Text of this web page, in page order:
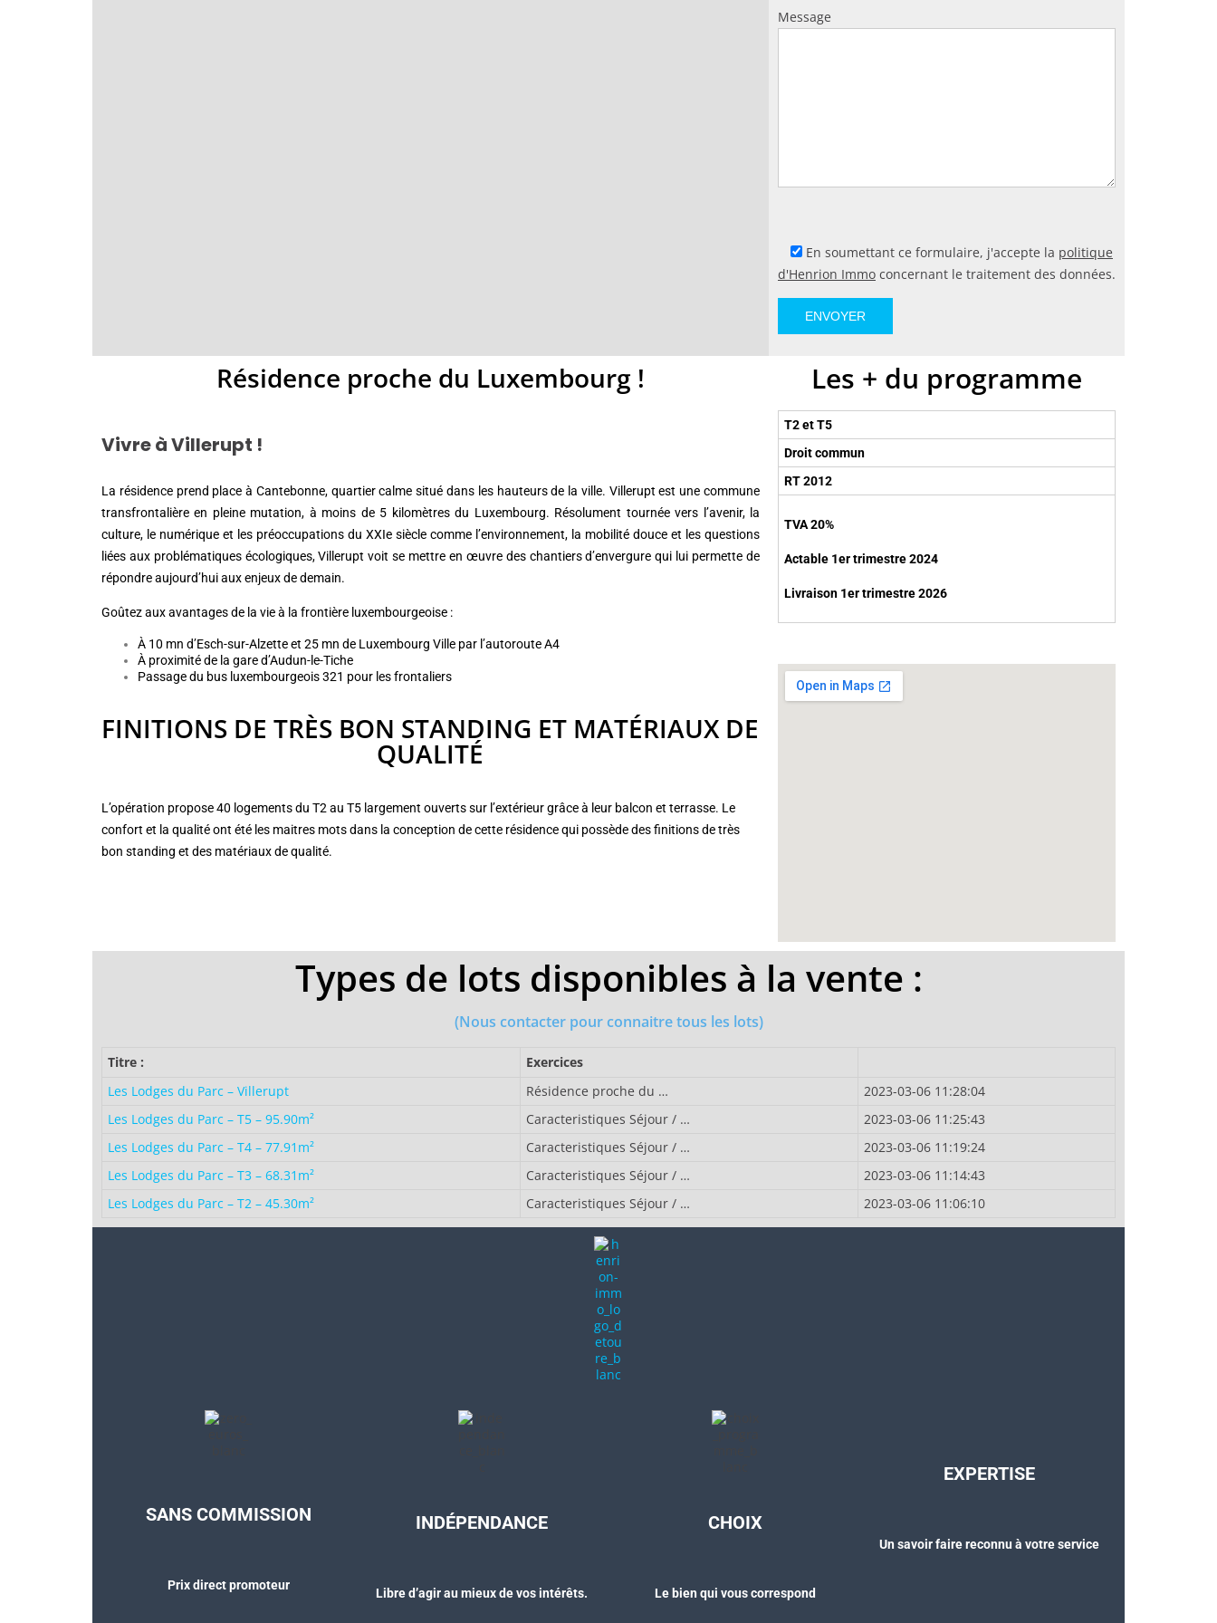
Message
En soumettant ce formulaire, j'accepte la politique
d'Henrion Immoconcernant le traitement des données.
Résidence proche du Luxembourg !
Vivre à Villerupt !
La résidence prend place à Cantebonne, quartier calme situé dans les hauteurs de la ville. Villerupt est une commune
transfrontalière en pleine mutation, à moins de 5 kilomètres du Luxembourg. Résolument tournée vers l’avenir, la
culture, le numérique et les préoccupations du XXIe siècle comme l’environnement, la mobilité douce et les questions
liées aux problématiques écologiques, Villerupt voit se mettre en œuvre des chantiers d’envergure qui lui permette de
répondre aujourd’hui aux enjeux de demain.
Goûtez aux avantages de la vie à la frontière luxembourgeoise :
À 10 mn d’Esch-sur-Alzette et 25 mn de Luxembourg Ville par l’autoroute A4
À proximité de la gare d’Audun-le-Tiche
Passage du bus luxembourgeois 321 pour les frontaliers
FINITIONS DE TRÈS BON STANDING ET MATÉRIAUX DE
QUALITÉ
L’opération propose 40 logements du T2 au T5 largement ouverts sur l’extérieur grâce à leur balcon et terrasse. Le
confort et la qualité ont été les maitres mots dans la conception de cette résidence qui possède des finitions de très
bon standing et des matériaux de qualité.
Les + du programme
T2 et T5
Droit commun
RT 2012
TVA 20%
Actable 1er trimestre 2024
Livraison 1er trimestre2026
Types de lots disponibles à la vente :
(Nous contacter pour connaitre tous les lots)
Titre :
Exercices
Les Lodges du Parc – Villerupt
Résidence proche du …
2023-03-06 11:28:04
Les Lodges du Parc – T5 – 95.90m²
Caracteristiques Séjour / …
2023-03-06 11:25:43
Les Lodges du Parc – T4 – 77.91m²
Caracteristiques Séjour / …
2023-03-06 11:19:24
Les Lodges du Parc – T3 – 68.31m²
Caracteristiques Séjour / …
2023-03-06 11:14:43
Les Lodges du Parc – T2 – 45.30m²
Caracteristiques Séjour / … 2023-03-06 11:06:10
SANS COMMISSION
Prix direct promoteur
INDÉPENDANCE
Libre d’agir au mieux de vos intérêts.
CHOIX
Le bien qui vous correspond
EXPERTISE
Un savoir faire reconnu à votre service